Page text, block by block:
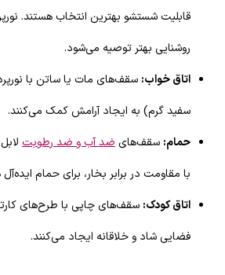
قابلیت شستشو بهترین انتخاب هستند.
روشنایی بهتر توصیه می‌شود.
اتاق خواب: سقف‌های مات یا ساتن با
سفید گرم) به ایجاد آرامش کمک می‌کنند.
حمام: سقف‌هایضد آب و ضد رطوبت
با مقاومت در برابر بخار، برای حمام
اتاق کودک: سقف‌های چاپی با طرح‌های
فضایی شاد و خلاقانه ایجاد می‌کنند.